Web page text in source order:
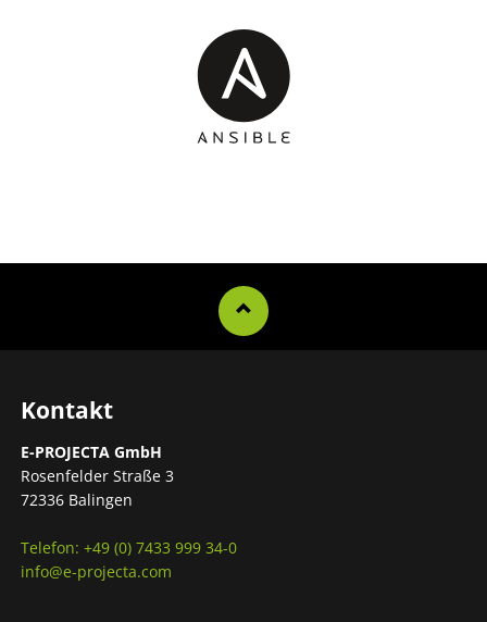
Kontakt
E-PROJECTA GmbH
Rosenfelder Straße 3
72336 Balingen
Telefon: +49 (0) 7433 999 34-0
info@e-projecta.com